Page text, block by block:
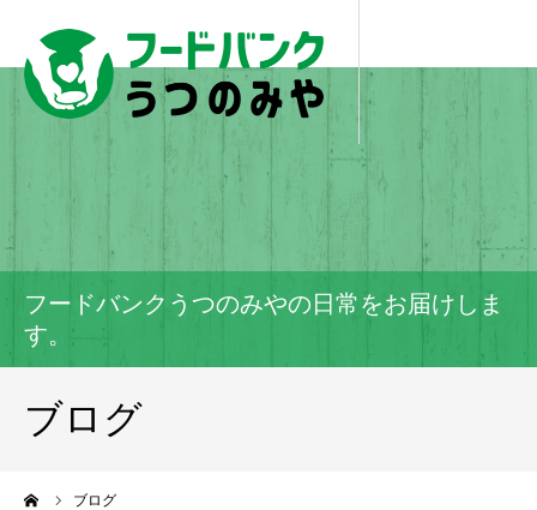
フードバンクうつのみやの日常をお届けしま
す。
ブログ
ブログ